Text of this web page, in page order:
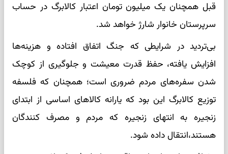
قبل همچنان یک میلیون تومان اعتبار کالابرگ در حساب
سرپرستان خانوار شارژ خواهد شد.
بی‌تردید در شرایطی که جنگ اتفاق افتاده و هزینه‌ها
افزایش یافته، حفظ قدرت معیشت و جلوگیری از کوچک
شدن سفره‌های مردم ضروری است؛ همچنان که فلسفه
توزیع کالابرگ این بود که یارانه کالاهای اساسی از ابتدای
زنجیره به انتهای زنجیره که مردم و مصرف کنندگان
هستند،انتقال داده شود.